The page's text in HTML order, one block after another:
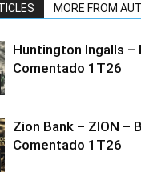
MORE FROM
Huntington Ingalls –
Comentado 1T26
Zion Bank – ZION –
Comentado 1T26